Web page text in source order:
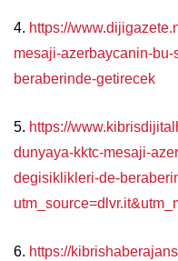
4. https://
mesaji-azerbaycanin-
beraberinde-getirecek
5. https://
dunyaya-kktc-mesaji-
degisiklikleri-de-
6. https://